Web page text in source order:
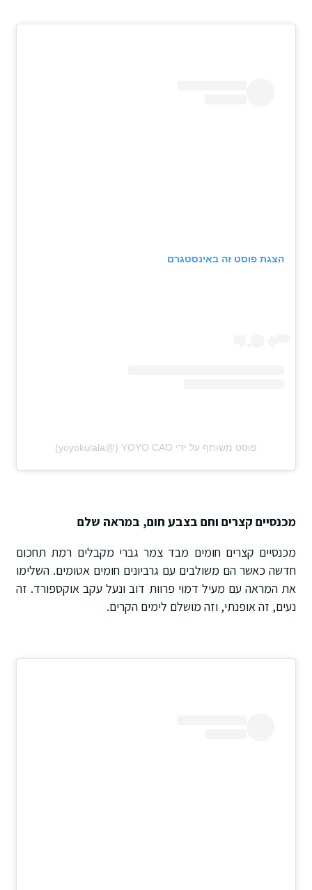
הצגת פוסט זה באינסטגרם
פוסט משותף על ידי ‏‎YOYO CAO‎‏ (@‏‎yoyokulala‎‏)
מכנסיים קצרים וחם בצבע חום, במראה שלם
מכנסיים קצרים חומים מבד צמר גברי מקבלים רמת תחכום
חדשה כאשר הם משולבים עם גרביונים חומים אטומים. השלימו
את המראה עם מעיל דמוי פרוות דוב ונעל עקב אוקספורד. זה
נעים, זה אופנתי, וזה מושלם לימים הקרים.